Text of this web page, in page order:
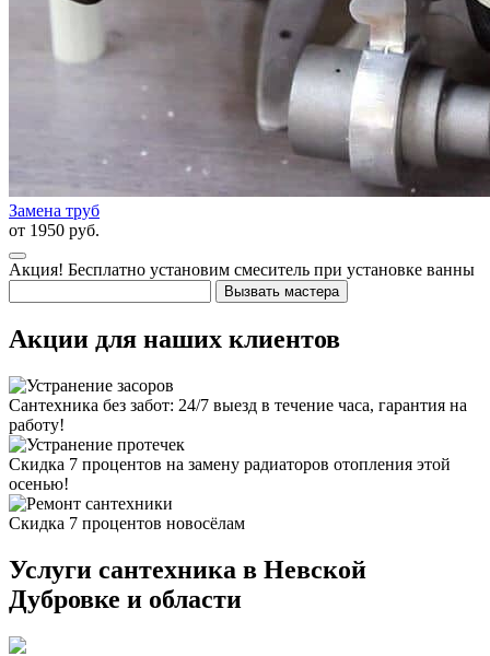
Замена труб
от 1950 руб.
Акция! Бесплатно установим смеситель при установке ванны
Вызвать мастера
Акции для наших клиентов
Сантехника без забот: 24/7 выезд в течение часа, гарантия на
работу!
Скидка 7 процентов на замену радиаторов отопления этой
осенью!
Скидка 7 процентов новосёлам
Услуги сантехника в Невской
Дубровке и области